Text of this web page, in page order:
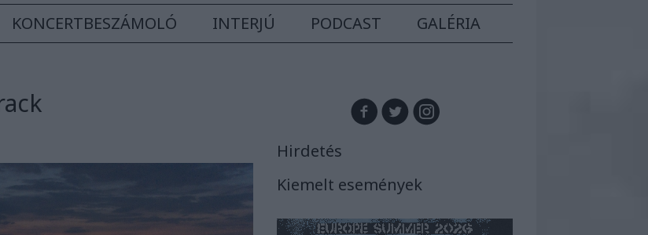
KONCERTBESZÁMOLÓ INTERJÚ PODCAST GALÉRIA
Hirdetés
Kiemelt események